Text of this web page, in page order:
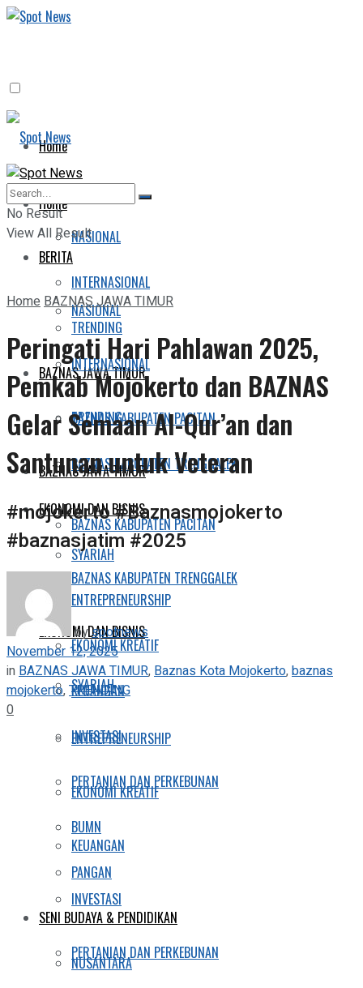
Home
BERITA
NASIONAL
INTERNASIONAL
TRENDING
BAZNAS JAWA TIMUR
BAZNAS KABUPATEN PACITAN
BAZNAS KABUPATEN TRENGGALEK
EKONOMI DAN BISNIS
SYARIAH
ENTREPRENEURSHIP
EKONOMI KREATIF
KEUANGAN
INVESTASI
PERTANIAN DAN PERKEBUNAN
BUMN
PANGAN
SENI BUDAYA & PENDIDIKAN
NUSANTARA
Home
BERITA
NASIONAL
INTERNASIONAL
TRENDING
BAZNAS JAWA TIMUR
BAZNAS KABUPATEN PACITAN
BAZNAS KABUPATEN TRENGGALEK
EKONOMI DAN BISNIS
SYARIAH
ENTREPRENEURSHIP
EKONOMI KREATIF
KEUANGAN
INVESTASI
PERTANIAN DAN PERKEBUNAN
No Result
View All Result
HomeBAZNAS JAWA TIMUR
Peringati Hari Pahlawan 2025,
Pemkab Mojokerto dan BAZNAS
Gelar Semaan Al-Qur’an dan
Santunan untuk Veteran
#mojokerto #Baznasmojokerto
#baznasjatim #2025
byspotnews
November 12, 2025
in BAZNAS JAWA TIMUR, Baznas Kota Mojokerto,baznas
mojokerto,TRENDING
0